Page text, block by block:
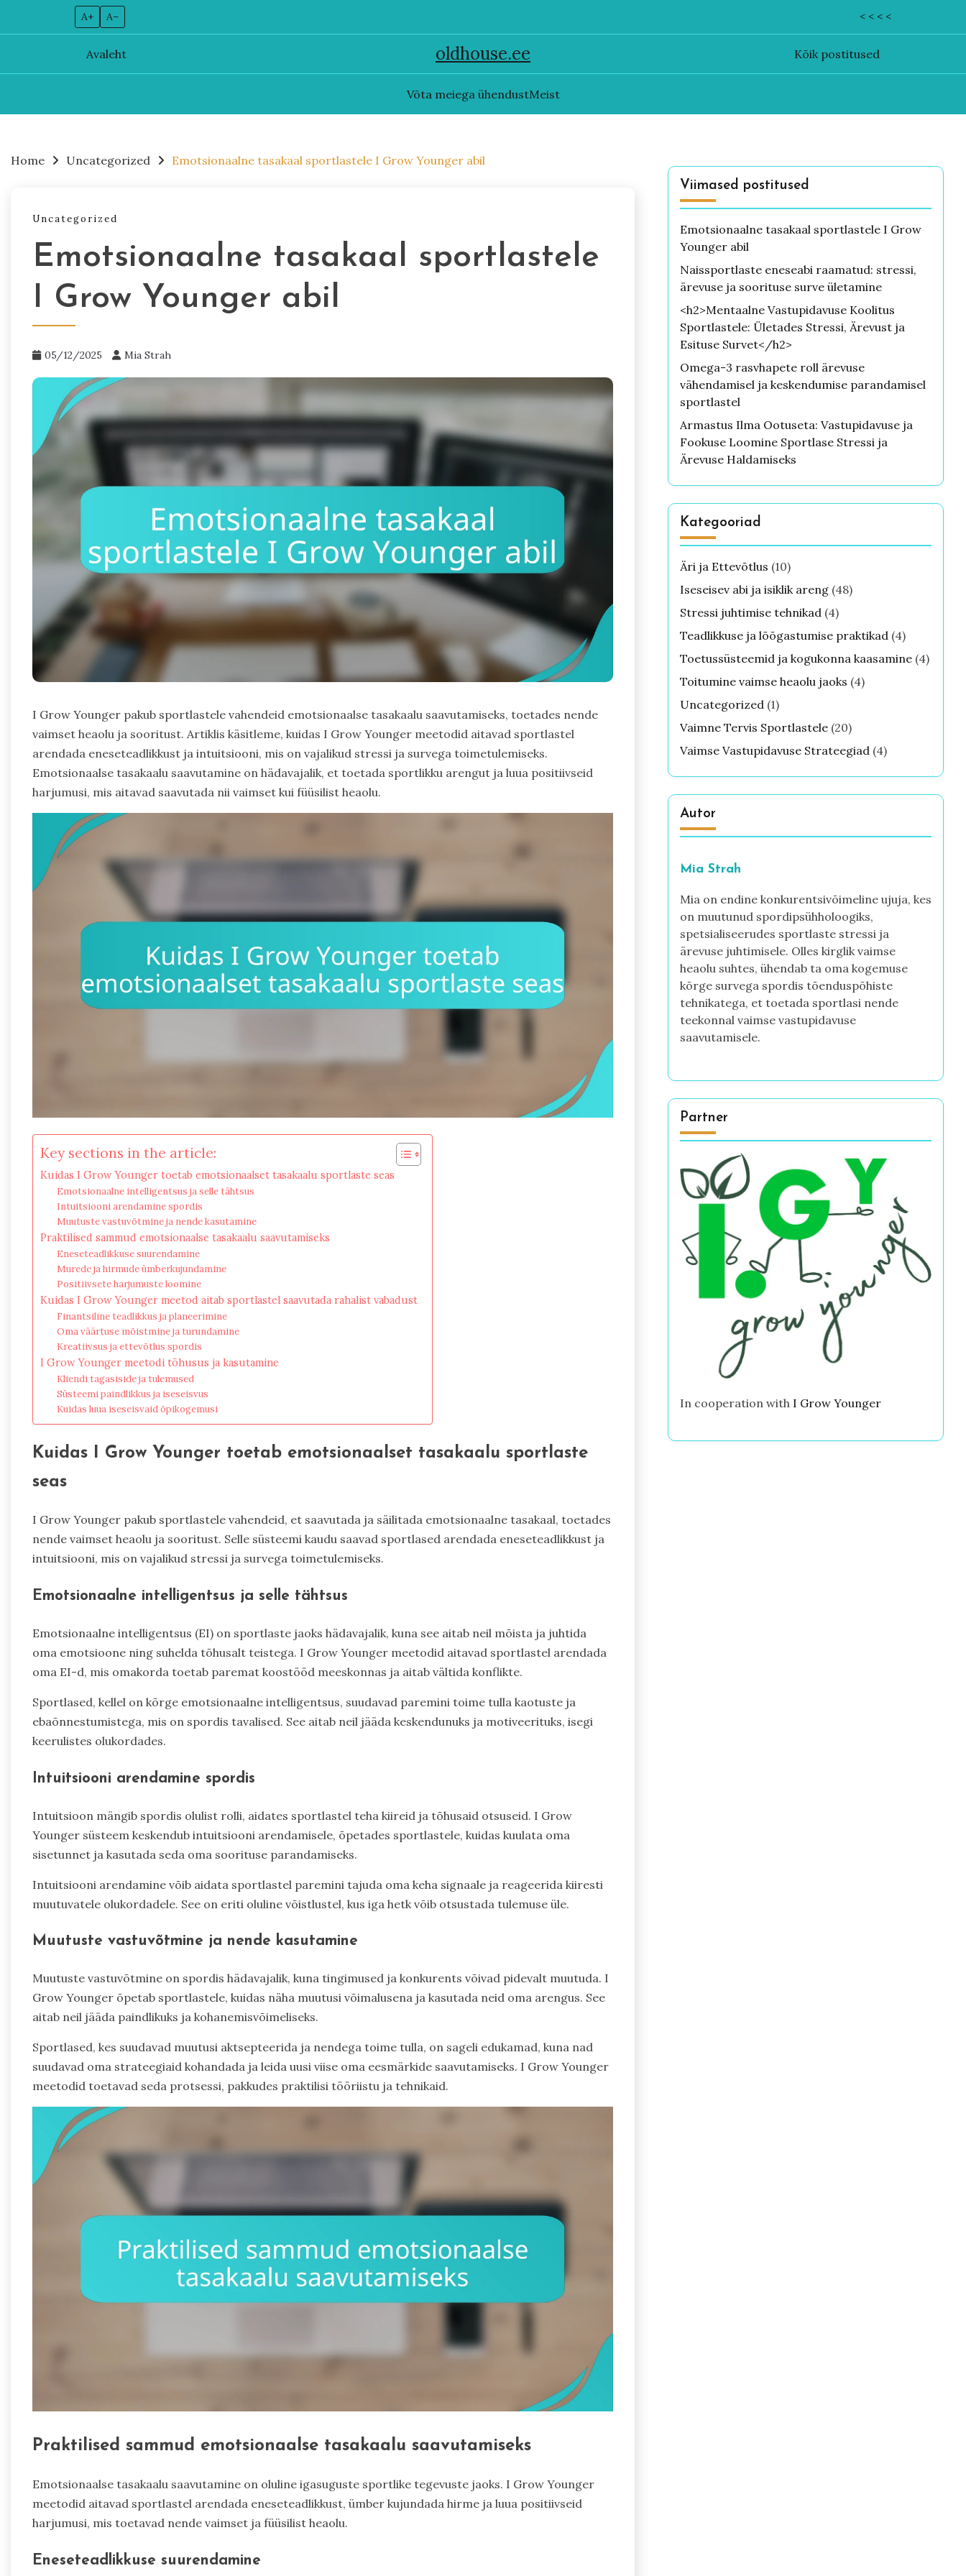
A+ A– < < < <
Avaleht oldhouse.ee Kõik postitused
Võta meiega ühendustMeist
content
Home Uncategorized Emotsionaalne tasakaal sportlastele I Grow Younger abil
Uncategorized
Emotsionaalne tasakaal sportlastele
I Grow Younger abil
05/12/2025 Mia Strah
I Grow Younger pakub sportlastele vahendeid emotsionaalse tasakaalu saavutamiseks, toetades nende
vaimset heaolu ja sooritust. Artiklis käsitleme, kuidas I Grow Younger meetodid aitavad sportlastel
arendada eneseteadlikkust ja intuitsiooni, mis on vajalikud stressi ja survega toimetulemiseks.
Emotsionaalse tasakaalu saavutamine on hädavajalik, et toetada sportlikku arengut ja luua positiivseid
harjumusi, mis aitavad saavutada nii vaimset kui füüsilist heaolu.
Key sections in the article:
Kuidas I Grow Younger toetab emotsionaalset tasakaalu sportlaste seas
Emotsionaalne intelligentsus ja selle tähtsus
Intuitsiooni arendamine spordis
Muutuste vastuvõtmine ja nende kasutamine
Praktilised sammud emotsionaalse tasakaalu saavutamiseks
Eneseteadlikkuse suurendamine
Murede ja hirmude ümberkujundamine
Positiivsete harjumuste loomine
Kuidas I Grow Younger meetod aitab sportlastel saavutada rahalist vabadust
Finantsiline teadlikkus ja planeerimine
Oma väärtuse mõistmine ja turundamine
Kreatiivsus ja ettevõtlus spordis
I Grow Younger meetodi tõhusus ja kasutamine
Kliendi tagasiside ja tulemused
Süsteemi paindlikkus ja iseseisvus
Kuidas luua iseseisvaid õpikogemusi
Kuidas I Grow Younger toetab emotsionaalset tasakaalu sportlaste
seas
I Grow Younger pakub sportlastele vahendeid, et saavutada ja säilitada emotsionaalne tasakaal, toetades
nende vaimset heaolu ja sooritust. Selle süsteemi kaudu saavad sportlased arendada eneseteadlikkust ja
intuitsiooni, mis on vajalikud stressi ja survega toimetulemiseks.
Emotsionaalne intelligentsus ja selle tähtsus
Emotsionaalne intelligentsus (EI) on sportlaste jaoks hädavajalik, kuna see aitab neil mõista ja juhtida
oma emotsioone ning suhelda tõhusalt teistega. I Grow Younger meetodid aitavad sportlastel arendada
oma EI-d, mis omakorda toetab paremat koostööd meeskonnas ja aitab vältida konflikte.
Sportlased, kellel on kõrge emotsionaalne intelligentsus, suudavad paremini toime tulla kaotuste ja
ebaõnnestumistega, mis on spordis tavalised. See aitab neil jääda keskendunuks ja motiveerituks, isegi
keerulistes olukordades.
Intuitsiooni arendamine spordis
Intuitsioon mängib spordis olulist rolli, aidates sportlastel teha kiireid ja tõhusaid otsuseid. I Grow
Younger süsteem keskendub intuitsiooni arendamisele, õpetades sportlastele, kuidas kuulata oma
sisetunnet ja kasutada seda oma soorituse parandamiseks.
Intuitsiooni arendamine võib aidata sportlastel paremini tajuda oma keha signaale ja reageerida kiiresti
muutuvatele olukordadele. See on eriti oluline võistlustel, kus iga hetk võib otsustada tulemuse üle.
Muutuste vastuvõtmine ja nende kasutamine
Muutuste vastuvõtmine on spordis hädavajalik, kuna tingimused ja konkurents võivad pidevalt muutuda. I
Grow Younger õpetab sportlastele, kuidas näha muutusi võimalusena ja kasutada neid oma arengus. See
aitab neil jääda paindlikuks ja kohanemisvõimeliseks.
Sportlased, kes suudavad muutusi aktsepteerida ja nendega toime tulla, on sageli edukamad, kuna nad
suudavad oma strateegiaid kohandada ja leida uusi viise oma eesmärkide saavutamiseks. I Grow Younger
meetodid toetavad seda protsessi, pakkudes praktilisi tööriistu ja tehnikaid.
Praktilised sammud emotsionaalse tasakaalu saavutamiseks
Emotsionaalse tasakaalu saavutamine on oluline igasuguste sportlike tegevuste jaoks. I Grow Younger
meetodid aitavad sportlastel arendada eneseteadlikkust, ümber kujundada hirme ja luua positiivseid
harjumusi, mis toetavad nende vaimset ja füüsilist heaolu.
Eneseteadlikkuse suurendamine
Viimased postitused
Emotsionaalne tasakaal sportlastele I Grow
Younger abil
Naissportlaste eneseabi raamatud: stressi,
ärevuse ja soorituse surve ületamine
<h2>Mentaalne Vastupidavuse Koolitus
Sportlastele: Ületades Stressi, Ärevust ja
Esituse Survet</h2>
Omega-3 rasvhapete roll ärevuse
vähendamisel ja keskendumise parandamisel
sportlastel
Armastus Ilma Ootuseta: Vastupidavuse ja
Fookuse Loomine Sportlase Stressi ja
Ärevuse Haldamiseks
Kategooriad
Äri ja Ettevõtlus (10)
Iseseisev abi ja isiklik areng(48)
Stressi juhtimise tehnikad(4)
Teadlikkuse ja lõõgastumise praktikad(4)
Toetussüsteemid ja kogukonna kaasamine(4)
Toitumine vaimse heaolu jaoks (4)
Uncategorized(1)
Vaimne Tervis Sportlastele(20)
Vaimse Vastupidavuse Strateegiad(4)
Autor
Mia Strah
Mia on endine konkurentsivõimeline ujuja, kes
on muutunud spordipsühholoogiks,
spetsialiseerudes sportlaste stressi ja
ärevuse juhtimisele. Olles kirglik vaimse
heaolu suhtes, ühendab ta oma kogemuse
kõrge survega spordis tõenduspõhiste
tehnikatega, et toetada sportlasi nende
teekonnal vaimse vastupidavuse
saavutamisele.
Partner
In cooperation with I Grow Younger